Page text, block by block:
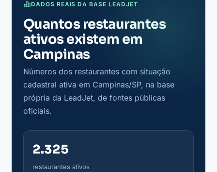
DADOS REAIS DA BASE LEADJET
Quantos restaurantes
ativos existem em
Campinas
Números dos restaurantes com situação
cadastral ativa em Campinas/SP, na base
própria da LeadJet, de fontes públicas
oficiais.
2.325
restaurantes ativos